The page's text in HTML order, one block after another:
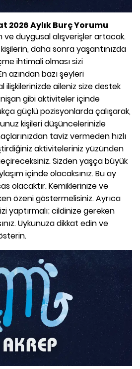
2026 Aylık Burç Yorumu
duygusal alışverişler artacak.
daha sonra yaşantınızda
ihtimali olması sizi
azından bazı şeyleri
ilişkilerinizde aileniz size destek
gibi aktiviteler içinde
güçlü pozisyonlarda çalışarak,
kişileri düşüncelerinizle
taviz vermeden hızlı
aktiviteleriniz yüzünden
Sizden yaşça büyük
içinde olacaksınız. Bu ay
olacaktır. Kemiklerinize ve
özeni göstermelisiniz. Ayrıca
yaptırmalı; cildinize gereken
Uykunuza dikkat edin ve